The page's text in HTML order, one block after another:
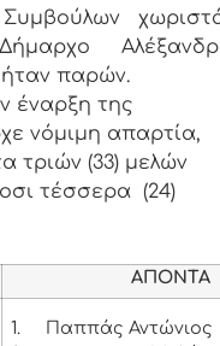
παρών.
έναρξη της
νόμιμη απαρτία,
τριών (33) μελών
τέσσερα (24)
ΑΠΟΝΤΑ
1.
Παππάς Αντώνιος